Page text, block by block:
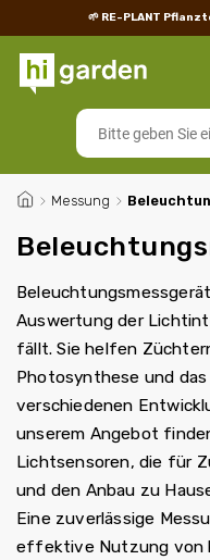
🌱 RE-PLANT
/ Messung /
Auswertung der
fällt. Sie helfen
Photosynthese und
verschiedenen
unserem Angebot
Lichtsensoren, die für
und den Anbau zu
Eine zuverlässige
effektive Nutzung von